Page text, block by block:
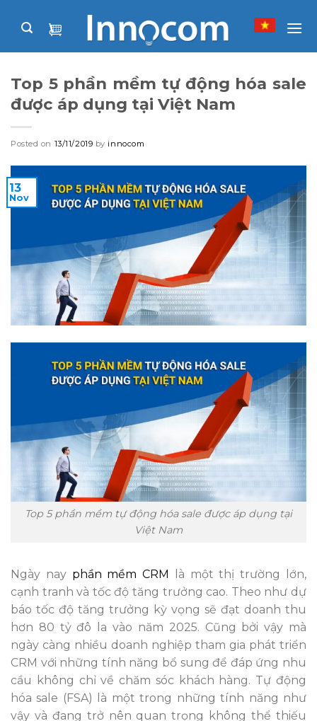
Top 5 phần mềm tự động hóa sale
được áp dụng tại Việt Nam
Posted on 13/11/2019 by innocom
13
Nov
Top 5 phần mềm tự động hóa sale được áp dụng tại
Việt Nam
Ngày nay phần mềm CRM
là một thị trường lớn,
cạnh tranh và tốc độ tăng trưởng cao. Theo như dự
báo tốc độ tăng trưởng kỳ vọng sẽ đạt doanh thu
hơn 80 tỷ đô la vào năm 2025. Cũng bởi vậy mà
ngày càng nhiều doanh nghiệp tham gia phát triển
CRM với những tính năng bổ sung để đáp ứng nhu
cầu không chỉ về chăm sóc khách hàng. Tự động
hóa sale (FSA) là một trong những tính năng như
vậy và đang trở nên quan trọng không thể thiếu